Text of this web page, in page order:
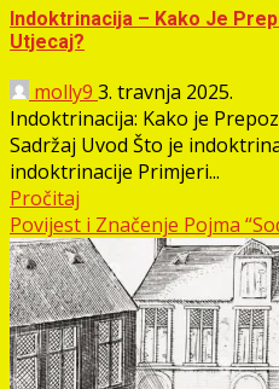
Indoktrinacija – Kako Je
Utjecaj?
molly9 3. travnja 2025.
Indoktrinacija: Kako je
Sadržaj Uvod Što je
indoktrinacije Primjeri...
Pročitaj
Povijest i Značenje Pojma